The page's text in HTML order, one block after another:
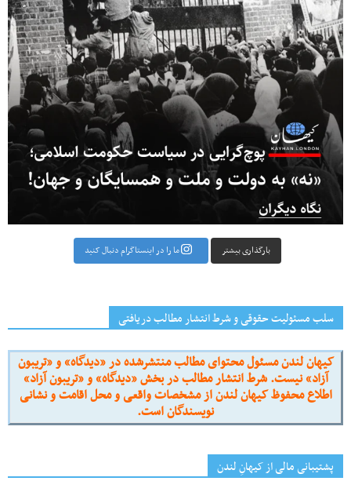
بارگذاری بیشتر ما را در اینستاگرام دنبال کنید
سلب مسئولیت حقوقی و شرط انتشار مطالب دریافتی
کیهان لندن مسئول محتوای مطالب منتشرشده در «دیدگاه» و «تریبون
آزاد» نیست. شرط انتشار مطالب در بخش «دیدگاه» و «تریبون آزاد»
اطلاع محفوظ کیهان لندن از مشخصات واقعی و محل اقامت و نشانی
نویسندگان است.
پشتیبانی مالی از کیهانِ لندن